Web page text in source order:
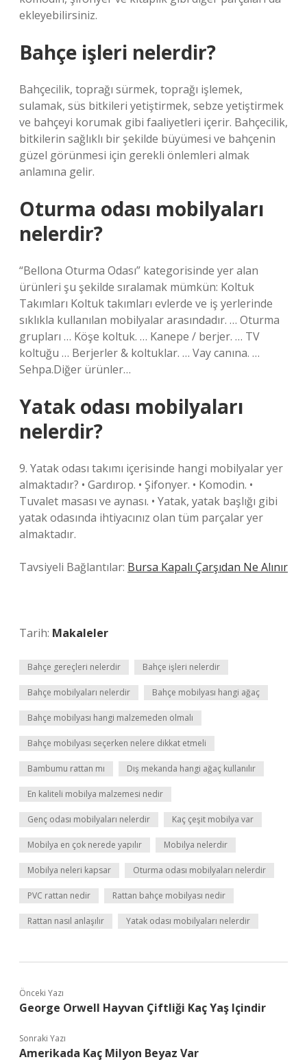
ekleyebilirsiniz.
Bahçe işleri nelerdir?
Bahçecilik, toprağı sürmek, toprağı işlemek,
sulamak, süs bitkileri yetiştirmek, sebze yetiştirmek
ve bahçeyi korumak gibi faaliyetleri içerir. Bahçecilik,
bitkilerin sağlıklı bir şekilde büyümesi ve bahçenin
güzel görünmesi için gerekli önlemleri almak
anlamına gelir.
Oturma odası mobilyaları
nelerdir?
“Bellona Oturma Odası” kategorisinde yer alan
ürünleri şu şekilde sıralamak mümkün: Koltuk
Takımları Koltuk takımları evlerde ve iş yerlerinde
sıklıkla kullanılan mobilyalar arasındadır. … Oturma
grupları … Köşe koltuk. … Kanepe / berjer. … TV
koltuğu … Berjerler & koltuklar. … Vay canına. …
Sehpa.Diğer ürünler…
Yatak odası mobilyaları
nelerdir?
9. Yatak odası takımı içerisinde hangi mobilyalar yer
almaktadır? • Gardırop. • Şifonyer. • Komodin. •
Tuvalet masası ve aynası. • Yatak, yatak başlığı gibi
yatak odasında ihtiyacınız olan tüm parçalar yer
almaktadır.
Tavsiyeli Bağlantılar: Bursa Kapalı Çarşıdan Ne Alınır
Tarih: Makaleler
Bahçe gereçleri nelerdir Bahçe işleri nelerdir
Bahçe mobilyaları nelerdir Bahçe mobilyası hangi ağaç
Bahçe mobilyası hangi malzemeden olmalı
Bahçe mobilyası seçerken nelere dikkat etmeli
Bambumu rattan mı Dış mekanda hangi ağaç kullanılır
En kaliteli mobilya malzemesi nedir
Genç odası mobilyaları nelerdir Kaç çeşit mobilya var
Mobilya en çok nerede yapılır Mobilya nelerdir
Mobilya neleri kapsar Oturma odası mobilyaları nelerdir
PVC rattan nedir Rattan bahçe mobilyası nedir
Rattan nasıl anlaşılır Yatak odası mobilyaları nelerdir
Önceki Yazı
George Orwell Hayvan Çiftliği Kaç Yaş Içindir
Sonraki Yazı
Amerikada Kaç Milyon Beyaz Var